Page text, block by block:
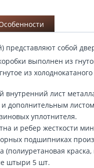
представляют собой
выполнен из
из
внутренний лист
дополнительным
уплотнителя.
и ребер жесткости
подшипниках
(полиуретановая
штыри 5 шт.